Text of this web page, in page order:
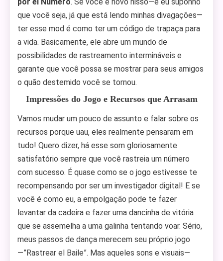
que você seja, já que está lendo minhas divagações—
ter esse mod é como ter um código de trapaça para
a vida. Basicamente, ele abre um mundo de
possibilidades de rastreamento intermináveis e
garante que você possa se mostrar para seus amigos
o quão destemido você se tornou.
Impressões do Jogo e Recursos que Arrasam
Vamos mudar um pouco de assunto e falar sobre os
recursos porque uau, eles realmente pensaram em
tudo! Quero dizer, há esse som gloriosamente
satisfatório sempre que você rastreia um número
com sucesso. É quase como se o jogo estivesse te
recompensando por ser um investigador digital! E se
você é como eu, a empolgação pode te fazer
levantar da cadeira e fazer uma dancinha de vitória
que se assemelha a uma galinha tentando voar. Sério,
meus passos de dança merecem seu próprio jogo
—”Rastrear el Baile”. Mas aqueles sons e visuais—